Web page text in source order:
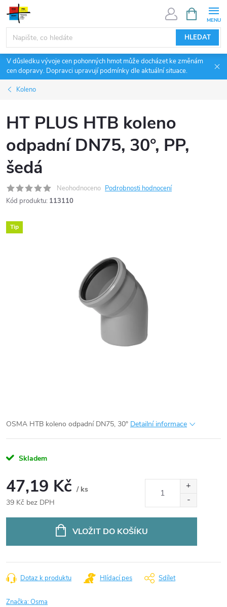
Přejít
obsah
HLEDAT
NÁKUPNÍ
KOŠÍK
V důsledku vývoje cen pohonných hmot může docházet ke změnám
cen dopravy. Dopravci upravují podmínky dle aktuální situace.
Koleno
HT PLUS HTB koleno
odpadní DN75, 30°, PP,
šedá
Neohodnoceno Podrobnosti hodnocení
Kód produktu: 113110
Tip
OSMA HTB koleno odpadní DN75, 30° Detailní informace
Skladem
47,19 Kč / ks
39 Kč bez DPH
VLOŽIT DO KOŠÍKU
Dotaz k produktu Hlídací pes Sdílet
Značka:Osma